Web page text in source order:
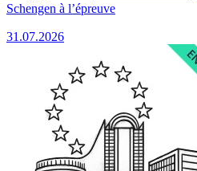
Schengen à l’épreuve
31.07.2026